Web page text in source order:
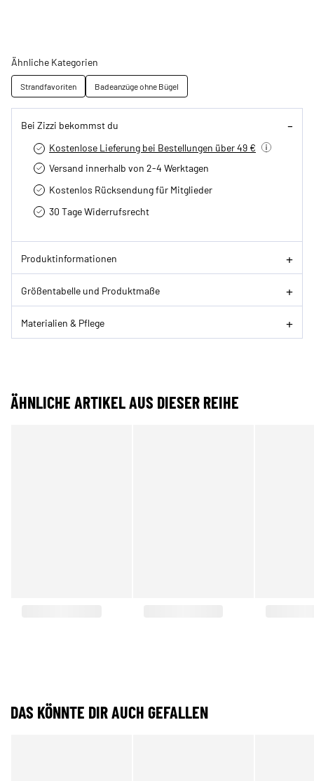
Ähnliche Kategorien
Strandfavoriten Badeanzüge ohne Bügel
Bei Zizzi bekommst du
Kostenlose Lieferung bei Bestellungen über 49 €
Versand innerhalb von 2-4 Werktagen
Kostenlos Rücksendung für Mitglieder
30 Tage Widerrufsrecht
Produktinformationen
Größentabelle und Produktmaße
Materialien & Pflege
ÄHNLICHE ARTIKEL AUS DIESER REIHE
DAS KÖNNTE DIR AUCH GEFALLEN